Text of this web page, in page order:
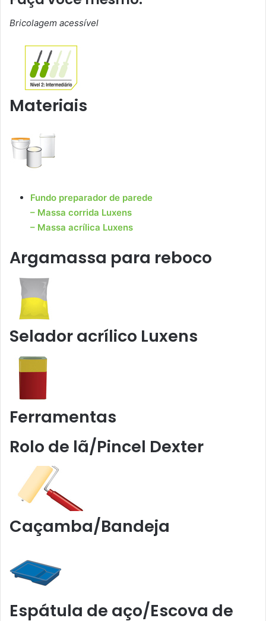
Bricolagem acessível
Materiais
Fundo preparador de parede
– Massa corrida Luxens
– Massa acrílica Luxens
Argamassa para reboco
Selador acrílico Luxens
Ferramentas
Rolo de lã/Pincel Dexter
Caçamba/Bandeja
Espátula de aço/Escova de